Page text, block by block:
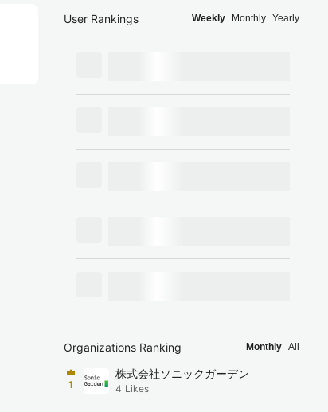
User Rankings Weekly Monthly Yearly
Organizations Ranking Monthly All
1
株式会社ソニックガーデン
4 Likes